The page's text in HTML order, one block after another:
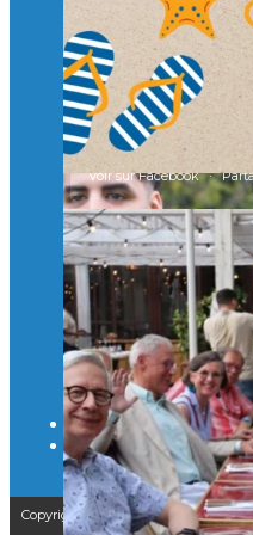
À l’Isep, nous
Mastères Spécialisés,
valeurs humaines,
...Voir plus
il y a 2 mois
Voir sur Facebook ·
🚀Afterwork à
🥳 Le 22 avril
en Suisse ont
retrouvailles et
Merci à tous pour
CHEA pour
il y a 3 mois
Voir sur Facebook ·
Copyright © 2025 – Isep Alumni est